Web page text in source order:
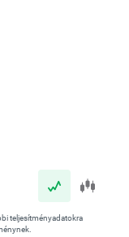
teljesítményadatokra